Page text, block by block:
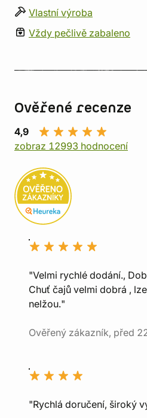
Vlastní výroba
Vždy pečlivě zabaleno
Ověřené recenze
4,9
zobraz 12993 hodnocení
"Velmi rychlé dodání.,
Chuť čajů velmi dobrá ,
nelžou."
Ověřený zákazník, před
"Rychlá doručení, široký